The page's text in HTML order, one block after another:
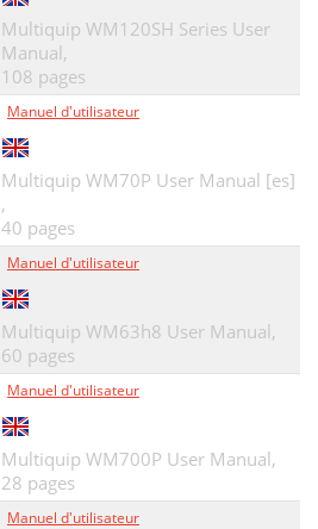
Multiquip WM120SH Series User
Manual,
108 pages
Manuel d'utilisateur
Multiquip WM70P User Manual [es]
,
40 pages
Manuel d'utilisateur
Multiquip WM63h8 User Manual,
60 pages
Manuel d'utilisateur
Multiquip WM700P User Manual,
28 pages
Manuel d'utilisateur